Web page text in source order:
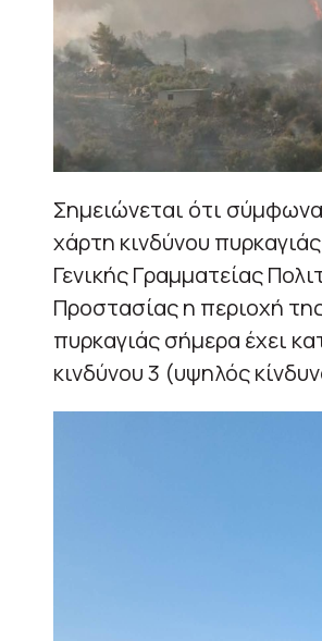
Σημειώνεται ότι
χάρτη κινδύνου
Γενικής Γραμματείας
Προστασίας η περιοχή
πυρκαγιάς σήμερα έχει
κινδύνου 3 (υψηλός